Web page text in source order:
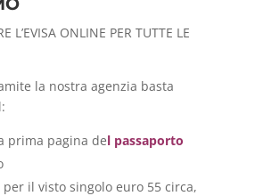
L’EVISA ONLINE PER TUTTE LE
la nostra agenzia basta
prima pagina del passaporto
il visto singolo euro 55 circa,